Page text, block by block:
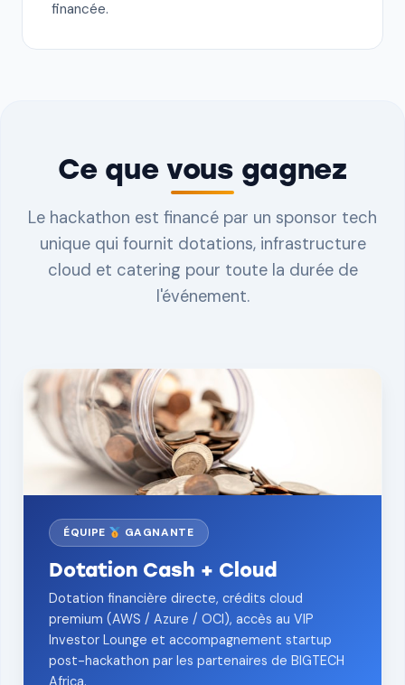
financée.
Ce que vous gagnez
Le hackathon est financé par un sponsor tech
unique qui fournit dotations, infrastructure
cloud et catering pour toute la durée de
l'événement.
ÉQUIPE GAGNANTE
Dotation Cash + Cloud
Dotation financière directe, crédits cloud
premium (AWS / Azure / OCI), accès au VIP
Investor Lounge et accompagnement startup
post-hackathon par les partenaires de BIGTECH
Africa.